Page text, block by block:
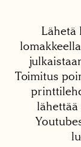
Lähetä
Toimitus